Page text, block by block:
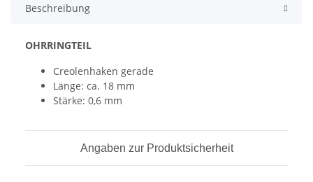
Beschreibung
OHRRINGTEIL
Creolenhaken gerade
Länge: ca. 18 mm
Stärke: 0,6 mm
Angaben zur Produktsicherheit